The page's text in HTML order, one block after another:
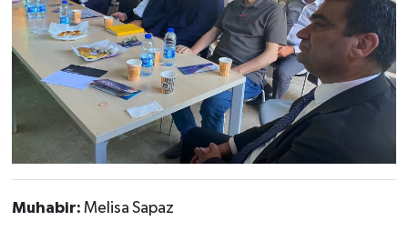
Muhabir: Melisa Sapaz